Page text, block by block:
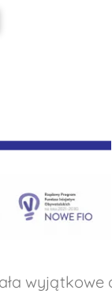
wyjątkowe